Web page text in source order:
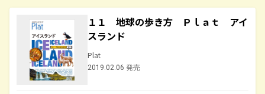
１１ 地球の歩き方 Ｐｌａｔ アイ
スランド
Plat
2019.02.06 発売